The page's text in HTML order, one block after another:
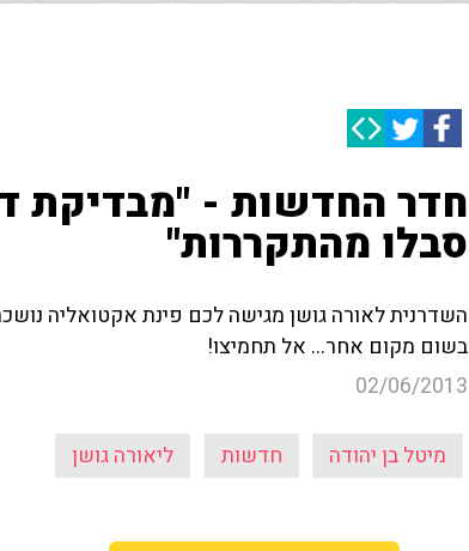
חדר החדשות - "מבדיקת
סבלו מהתקררות"
השדרנית לאורה גושן מגישה לכם פינת אקטואליה
בשום מקום אחר... אל תחמיצו!
02/06/2013
מיטל בן יהודה חדשות ליאורה גושן